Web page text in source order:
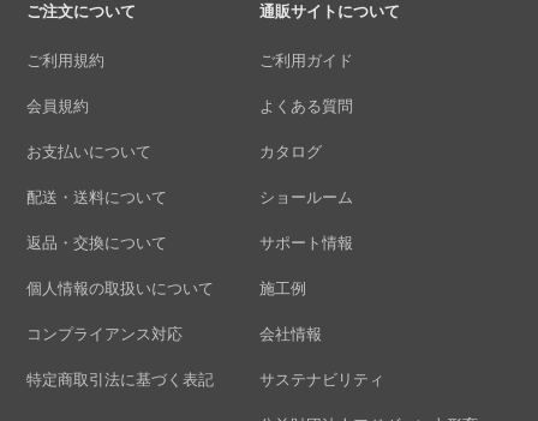
ご注文について
ご利用規約
会員規約
お支払いについて
配送・送料について
返品・交換について
個人情報の取扱いについて
コンプライアンス対応
特定商取引法に基づく表記
通販サイトについて
ご利用ガイド
よくある質問
カタログ
ショールーム
サポート情報
施工例
会社情報
サステナビリティ